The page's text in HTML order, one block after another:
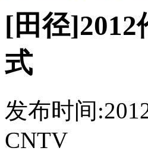
[田径
式
发布时间
CNTV